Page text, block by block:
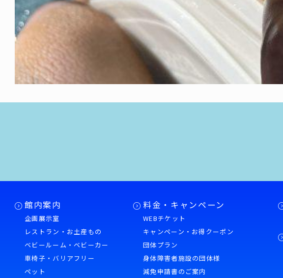
館内案内
企画展示室
レストラン・お土産もの
ベビールーム・ベビーカー
車椅子・バリアフリー
ペット
料金・キャンペーン
WEBチケット
キャンペーン・お得クーポン
団体プラン
身体障害者施設の団体様
減免申請書のご案内